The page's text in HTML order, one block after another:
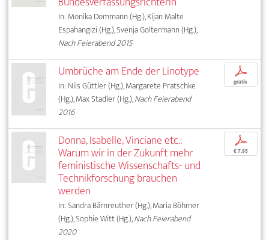
In: Monika Dommann (Hg.), Kijan Malte
Espahangizi (Hg.), Svenja Goltermann (Hg.),
Nach Feierabend 2015
Umbrüche am Ende der Linotype
In: Nils Güttler (Hg.), Margarete Pratschke
(Hg.), Max Stadler (Hg.),Nach Feierabend
2016
p
gratis
Donna, Isabelle, Vinciane etc.:
Warum wir in der Zukunft mehr
feministische Wissenschafts- und
Technikforschung brauchen
werden
In: Sandra Bärnreuther (Hg.), Maria Böhmer
(Hg.), Sophie Witt (Hg.),Nach Feierabend
2020
p
€ 7,95